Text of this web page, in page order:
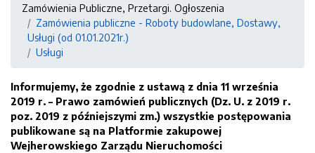
Zamówienia Publiczne, Przetargi. Ogłoszenia
Zamówienia publiczne - Roboty budowlane, Dostawy,
Usługi (od 01.01.2021r.)
Usługi
Informujemy, że zgodnie z ustawą z dnia 11 września
2019 r. – Prawo zamówień publicznych (Dz. U. z 2019 r.
poz. 2019 z późniejszymi zm.) wszystkie postępowania
publikowane są na Platformie zakupowej
Wejherowskiego Zarządu Nieruchomości